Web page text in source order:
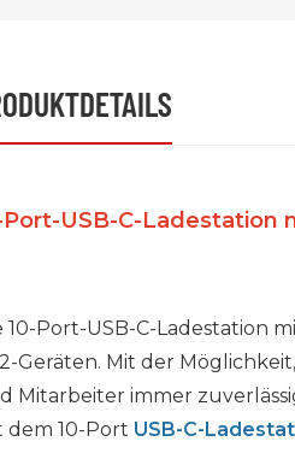
Port-USB-C-Ladestation
10-Port-USB-C-Ladestation
Geräten. Mit der
Mitarbeiter immer
dem 10-Port USB-C-